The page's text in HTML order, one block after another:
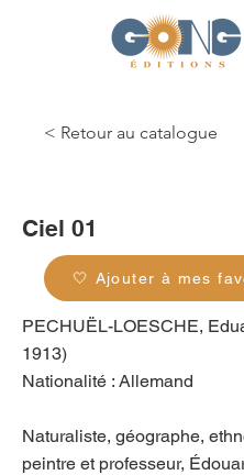
< Retour au catalogue
Ciel 01
🤍 Ajouter à mes
PECHUËL-LOESCHE,
1913)
Nationalité : Allemand
Naturaliste, géographe,
peintre et professeur,